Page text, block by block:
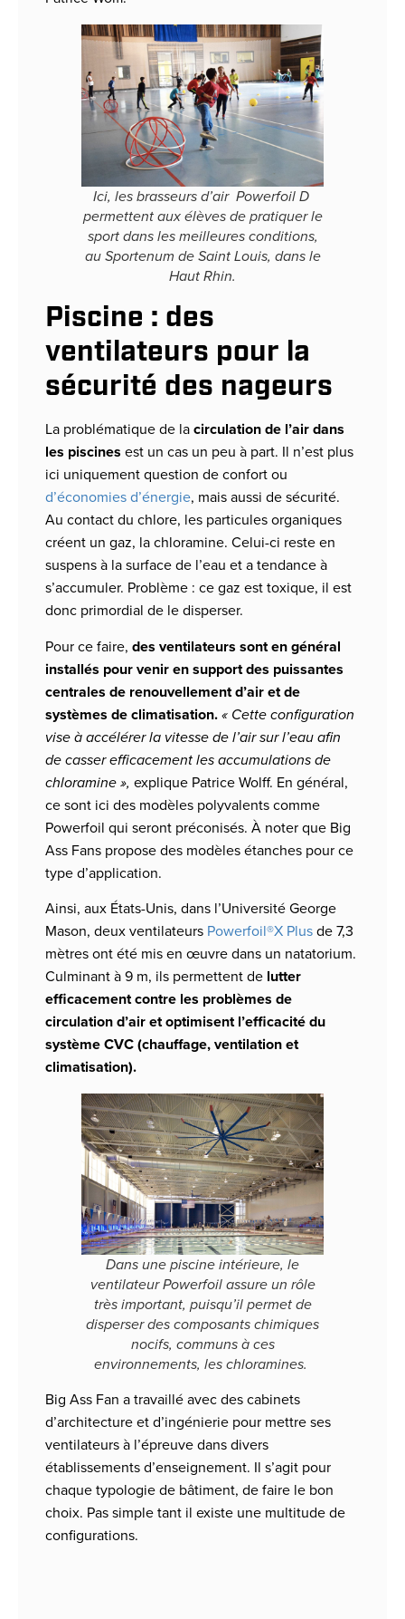
Ici, les brasseurs d’air Powerfoil D
permettent aux élèves de pratiquer le
sport dans les meilleures conditions,
au Sportenum de Saint Louis, dans le
Haut Rhin.
Piscine : des
ventilateurs pour la
sécurité des nageurs
La problématique de la circulation de l’air dans
les piscines est un cas un peu à part. Il n’est plus
ici uniquement question de confort ou
d’économies d’énergie, mais aussi de sécurité.
Au contact du chlore, les particules organiques
créent un gaz, la chloramine. Celui-ci reste en
suspens à la surface de l’eau et a tendance à
s’accumuler. Problème : ce gaz est toxique, il est
donc primordial de le disperser.
Pour ce faire, des ventilateurs sont en général
installés pour venir en support des puissantes
centrales de renouvellement d’air et de
systèmes de climatisation. « Cette configuration
vise à accélérer la vitesse de l’air sur l’eau afin
de casser efficacement les accumulations de
chloramine », explique Patrice Wolff. En général,
ce sont ici des modèles polyvalents comme
Powerfoil qui seront préconisés. À noter que Big
Ass Fans propose des modèles étanches pour ce
type d’application.
Ainsi, aux États-Unis, dans l’Université George
Mason, deux ventilateurs Powerfoil®X Plus de 7,3
mètres ont été mis en œuvre dans un natatorium.
Culminant à 9 m, ils permettent de lutter
efficacement contre les problèmes de
circulation d’air et optimisent l’efficacité du
système CVC (chauffage, ventilation et
climatisation).
Dans une piscine intérieure, le
ventilateurPowerfoilassure un rôle
très important, puisqu’il permet de
disperser des composants chimiques
nocifs, communs à ces
environnements, les chloramines.
Big Ass Fan a travaillé avec des cabinets
d’architecture et d’ingénierie pour mettre ses
ventilateurs à l’épreuve dans divers
établissements d’enseignement. Il s’agit pour
chaque typologie de bâtiment, de faire le bon
choix. Pas simple tant il existe une multitude de
configurations.